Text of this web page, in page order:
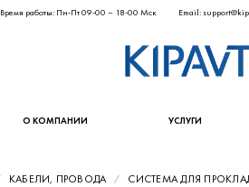
Время работы: Пн-Пт 09-00 – 18-00 Мск Email:
О КОМПАНИИ УСЛУГИ
КАБЕЛИ, ПРОВОДА СИСТЕМА ДЛЯ